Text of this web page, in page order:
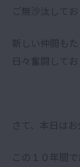
ご無沙汰して
新しい仲間も
日々奮闘して
さて、本日は
この１０年間